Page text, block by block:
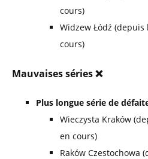
cours)
Widzew Łódź (depuis
cours)
Mauvaises séries ❌
Plus longue série de
Wieczysta Kraków
en cours)
Raków Czestochowa